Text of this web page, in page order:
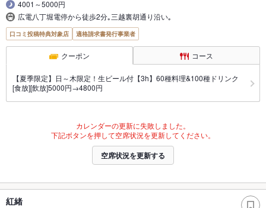
4001～5000円
広電八丁堀電停から徒歩2分｡三越裏胡通り沿い｡
口コミ投稿特典対象店 適格請求書発行事業者
クーポン コース
【夏季限定】日～木限定！生ビール付【3h】60種料理&100種ドリンク
[食放][飲放]5000円→4800円
カレンダーの更新に失敗しました。
下記ボタンを押して空席状況を更新してください。
空席状況を更新する
紅緒